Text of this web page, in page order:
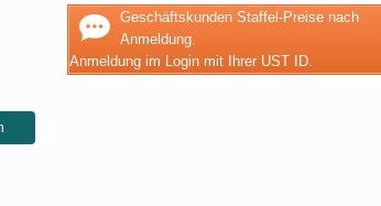
Geschäftskunden Staffel-Preise nach
Anmeldung.
Anmeldung im Login mit Ihrer UST ID.